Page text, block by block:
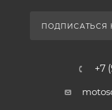
ПОДПИСАТЬСЯ
+7